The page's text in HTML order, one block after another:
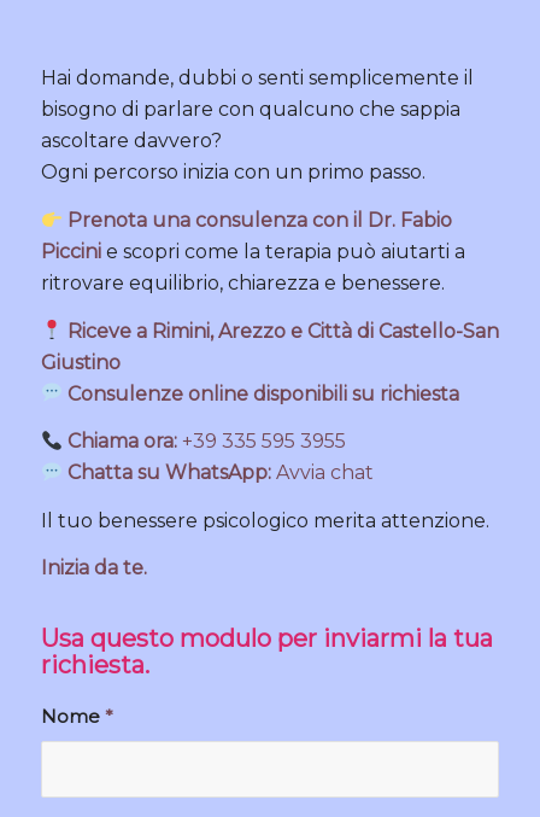
Hai domande, dubbi o senti semplicemente il
bisogno di parlare con qualcuno che sappia
ascoltare davvero?
Ogni percorso inizia con un primo passo.
Prenota una consulenza con il Dr. Fabio
Piccinie scopri come la terapia può aiutarti a
ritrovare equilibrio, chiarezza e benessere.
Riceve a Rimini,Arezzoe Città di Castello-San
Giustino
Consulenze online disponibili su richiesta
Chiama ora: +39 335 595 3955
Chatta su WhatsApp: Avvia chat
Il tuo benessere psicologico merita attenzione.
Inizia da te.
Usa questo modulo per inviarmi la tua
richiesta.
Nome *